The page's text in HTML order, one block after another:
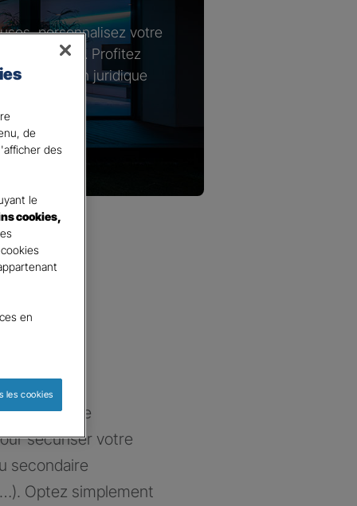
personnalisez votre
spécifiques. Profitez
de protection juridique
sur-mesure
sécuriser votre
secondaire
Optez simplement
de
des
le
cookies,
en
les cookies